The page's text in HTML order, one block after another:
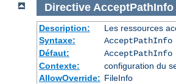
Directive AcceptPathInfo
Description:
Les ressources
Syntaxe:
Défaut:
Contexte:
configuration du
AllowOverride: FileInfo